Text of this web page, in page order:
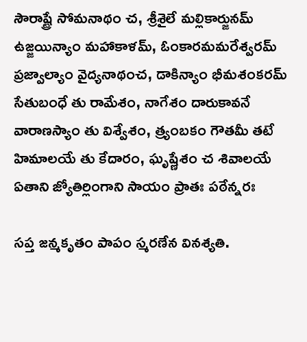
సౌరాష్ట్రే సోమనాథం చ, శ్రీశైలే మల్లికార్జునమ్
ఉజ్జయిన్యాం మహాకాళమ్, ఓంకారమమరేశ్వరమ్
ప్రజ్వాల్యాం వైద్యనాథంచ, డాకిన్యాం భీమశంకరమ్
సేతుబంధే తు రామేశం, నాగేశం దారుకావనే
వారాణస్యాం తు విశ్వేశం, త్ర్యంబకం గౌతమీ తటే
హిమాలయే తు కేదారం, ఘృష్ణేశం చ శివాలయే
ఏతాని జ్యోతిర్లింగాని సాయం ప్రాతః పఠేన్నరః
సప్త జన్మకృతం పాపం స్మరణేన వినశ్యతి.